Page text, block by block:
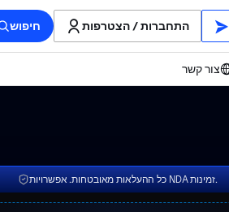
חיפוש התחברות / הצטרפות
צור קשר
כל ההעלאות מאובטחות. אפשרויות NDA זמינות.